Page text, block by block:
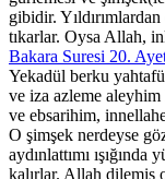
gibidir.
tıkarlar. Oysa Allah,
Bakara Suresi 20.
Yekadül berku
ve iza azleme
ve ebsarihim,
O şimşek nerdeyse
aydınlattımı
kalırlar. Allah dilemiş